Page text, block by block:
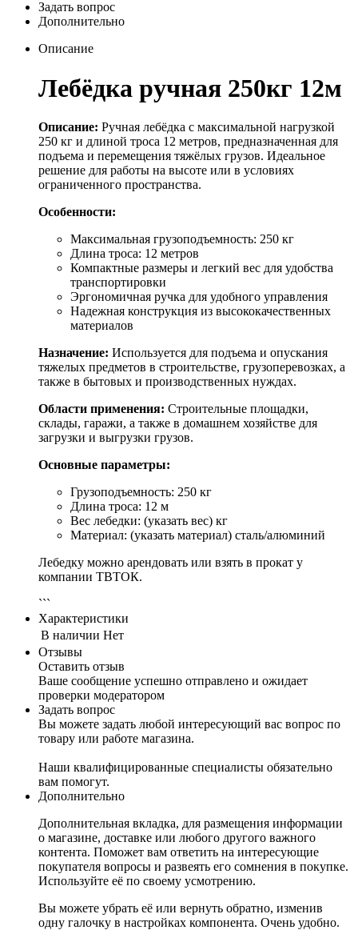
Задать вопрос
Дополнительно
Описание
Лебёдка ручная 250кг 12м
Описание: Ручная лебёдка с максимальной нагрузкой
250 кг и длиной троса 12 метров, предназначенная для
подъема и перемещения тяжёлых грузов. Идеальное
решение для работы на высоте или в условиях
ограниченного пространства.
Особенности:
Максимальная грузоподъемность: 250 кг
Длина троса: 12 метров
Компактные размеры и легкий вес для удобства
транспортировки
Эргономичная ручка для удобного управления
Надежная конструкция из высококачественных
материалов
Назначение: Используется для подъема и опускания
тяжелых предметов в строительстве, грузоперевозках, а
также в бытовых и производственных нуждах.
Области применения: Строительные площадки,
склады, гаражи, а также в домашнем хозяйстве для
загрузки и выгрузки грузов.
Основные параметры:
Грузоподъемность: 250 кг
Длина троса: 12 м
Вес лебедки: (указать вес) кг
Материал: (указать материал) сталь/алюминий
Лебедку можно арендовать или взять в прокат у
компании ТВТОК.
```
Характеристики
В наличии Нет
Отзывы
Оставить отзыв
Ваше сообщение успешно отправлено и ожидает
проверки модератором
Задать вопрос
Вы можете задать любой интересующий вас вопрос по
товару или работе магазина.
Наши квалифицированные специалисты обязательно
вам помогут.
Дополнительно
Дополнительная вкладка, для размещения информации
о магазине, доставке или любого другого важного
контента. Поможет вам ответить на интересующие
покупателя вопросы и развеять его сомнения в покупке.
Используйте её по своему усмотрению.
Вы можете убрать её или вернуть обратно, изменив
одну галочку в настройках компонента. Очень удобно.